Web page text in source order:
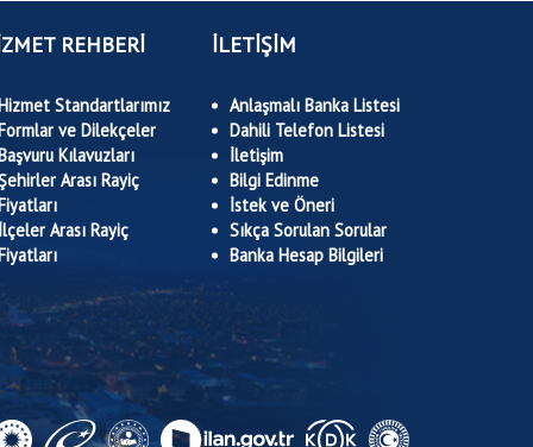
REHBERİ
Standartlarımız
ve Dilekçeler
Kılavuzları
Arası Rayiç
İlçeler Arası Rayiç
İLETİŞİM
Anlaşmalı Banka Listesi
Dahili Telefon Listesi
İletişim
Bilgi Edinme
İstek ve Öneri
Sıkça Sorulan Sorular
Banka Hesap Bilgileri